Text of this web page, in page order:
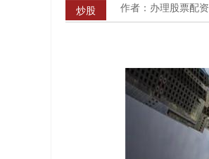
炒股 作者：办理股票配资